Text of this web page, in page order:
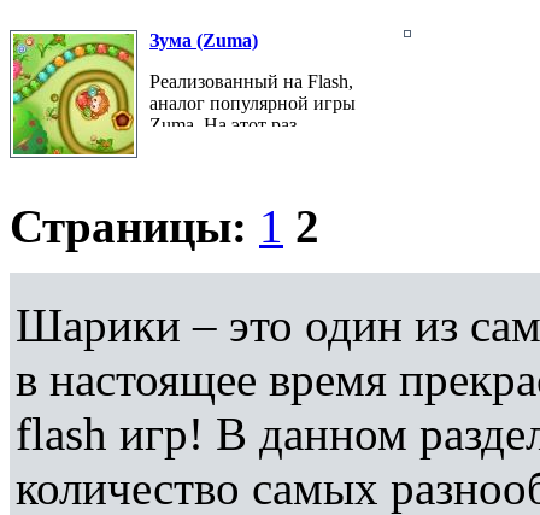
Зума (Zuma)
Реализованный на Flash,
аналог популярной игры
Zuma. На этот раз...
Страницы: 1 2
Шарики – это один из
в настоящее время
flash игр! В данном
количество самых